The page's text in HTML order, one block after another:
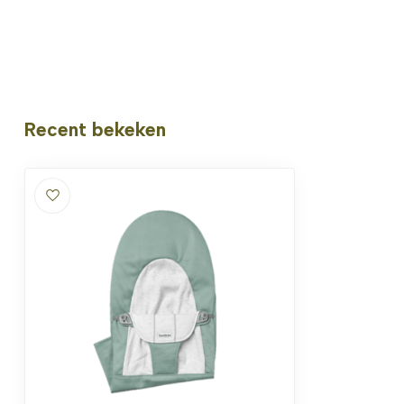
Recent bekeken